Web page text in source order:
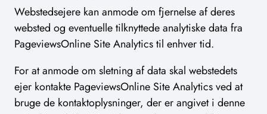
Webstedsejere kan anmode om fjernelse af deres
websted og eventuelle tilknyttede analytiske data fra
PageviewsOnline Site Analytics til enhver tid.
For at anmode om sletning af data skal webstedets
ejer kontakte PageviewsOnline Site Analytics ved at
bruge de kontaktoplysninger, der er angivet i denne